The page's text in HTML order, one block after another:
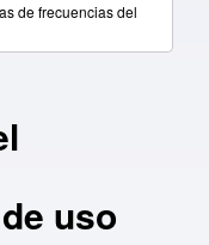
de frecuencias del
uso